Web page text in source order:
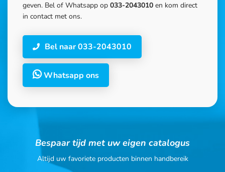
geven. Bel of Whatsapp op 033-2043010 en kom direct
in contact met ons.
Bel naar 033-2043010
Whatsapp ons
Bespaar tijd met uw eigen catalogus
Altijd uw favoriete producten binnen handbereik